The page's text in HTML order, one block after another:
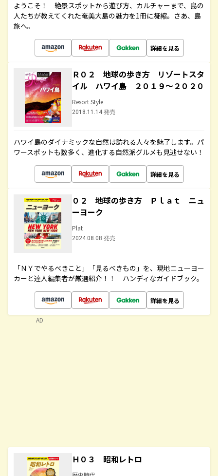
ようこそ！ 絶景スポットから遊び方、カルチャーまで、島の
人たちが教えてくれた奄美大島の魅力を1冊に凝縮。さあ、島
旅へ。
詳細を見る
Ｒ０２ 地球の歩き方 リゾートスタ
イル ハワイ島 ２０１９～２０２０
Resort Style
2018.11.14 発売
ハワイ島のダイナミックな自然は訪れる人々を魅了します。パ
ワースポットも数多く、進化する自然派グルメも見逃せない！
詳細を見る
０２ 地球の歩き方 Ｐｌａｔ ニュ
ーヨーク
Plat
2024.08.08 発売
「ＮＹでやるべきこと」「見るべきもの」を、現地ニューヨー
カーと達人編集者が厳選紹介！！ ハンディなガイドブック。
詳細を見る
Ｈ０３ 昭和レトロ
AD